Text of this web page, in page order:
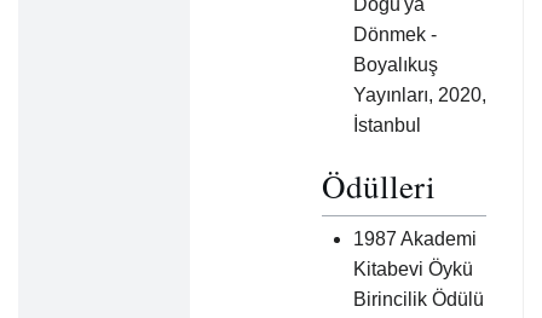
Dönmek -
Boyalıkuş
Yayınları, 2020,
İstanbul
Ödülleri
1987 Akademi
Kitabevi Öykü
Birincilik Ödülü